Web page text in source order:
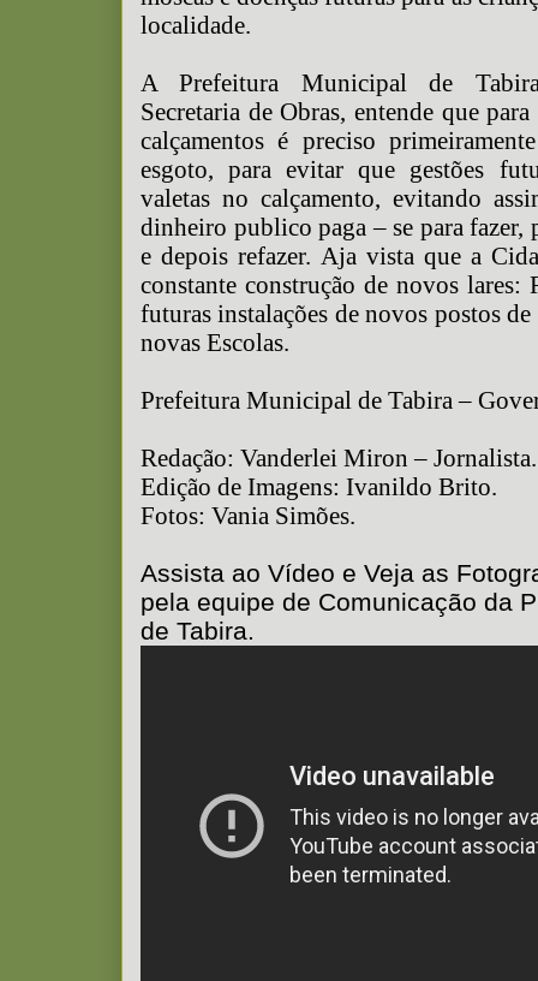
localidade.
A Prefeitura Municipal de
Secretaria de Obras, entende que
calçamentos é preciso
esgoto, para evitar que gestões
valetas no calçamento, evitando
dinheiro publico paga – se para fazer,
e depois refazer. Aja vista que a
constante construção de novos lares:
futuras instalações de novos postos de
novas Escolas.
Prefeitura Municipal de Tabira –
Redação: Vanderlei Miron – Jornalista.
Edição de Imagens: Ivanildo Brito.
Fotos: Vania Simões.
Assista ao Vídeo e Veja as
pela equipe de Comunicação da
de Tabira.